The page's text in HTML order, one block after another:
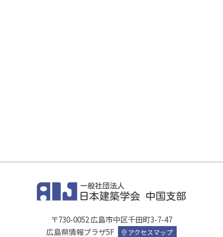
〒730-0052 広島市中区千田町3-7-47
広島県情報プラザ5F
アクセスマップ